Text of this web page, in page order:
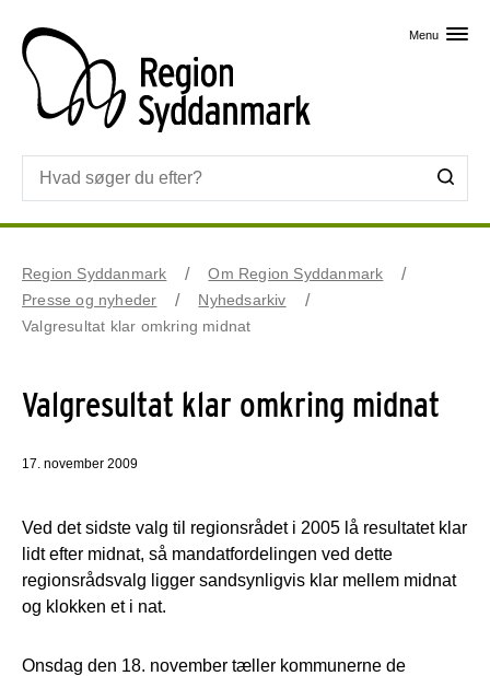
Menu
Region Syddanmark
Om Region Syddanmark
Presse og nyheder
Nyhedsarkiv
Valgresultat klar omkring midnat
Valgresultat klar omkring midnat
17. november 2009
Ved det sidste valg til regionsrådet i 2005 lå resultatet klar
lidt efter midnat, så mandatfordelingen ved dette
regionsrådsvalg ligger sandsynligvis klar mellem midnat
og klokken et i nat.
Onsdag den 18. november tæller kommunerne de